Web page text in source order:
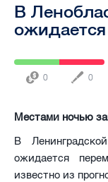
В
0 0
Местами ночью
В
ожидается
известно из